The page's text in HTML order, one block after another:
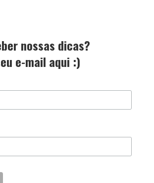
nossas dicas?
e-mail aqui :)